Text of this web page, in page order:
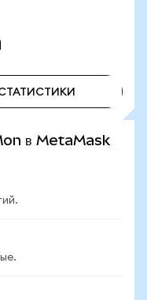
в MetaMask